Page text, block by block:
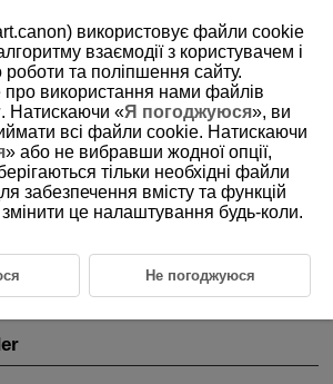
select the folder where the captured images
використовує файли cookie
взаємодії з користувачем і
та поліпшення сайту.
про використання нами файлів
. Натискаючи «Я погоджуюся», ви
всі файли cookie. Натискаючи
» або не вибравши жодної опції,
тільки необхідні файли
забезпечення вмісту та функцій
це налаштування будь-коли.
Не погоджуюся